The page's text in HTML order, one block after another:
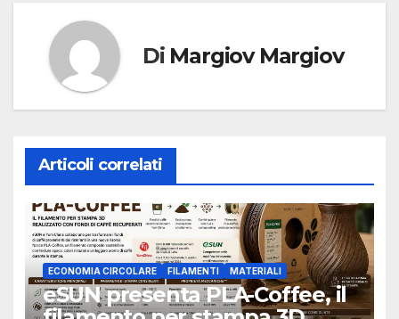
Di Margiov Margiov
Articoli correlati
ECONOMIA CIRCOLARE FILAMENTI MATERIALI
eSUN presenta PLA-Coffee, il